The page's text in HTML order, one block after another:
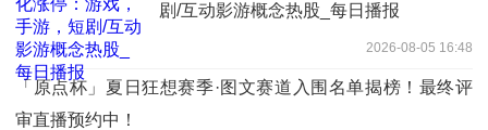
剧/互动影游概念热股_每日播报
2026-08-05 16:48
「原点杯」夏日狂想赛季·图文赛道入围名单揭榜！最终评
审直播预约中！